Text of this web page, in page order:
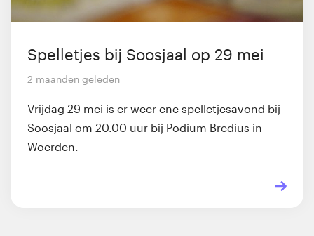
Spelletjes bij Soosjaal op 29 mei
2 maanden geleden
Vrijdag 29 mei is er weer ene spelletjesavond bij
Soosjaal om 20.00 uur bij Podium Bredius in
Woerden.